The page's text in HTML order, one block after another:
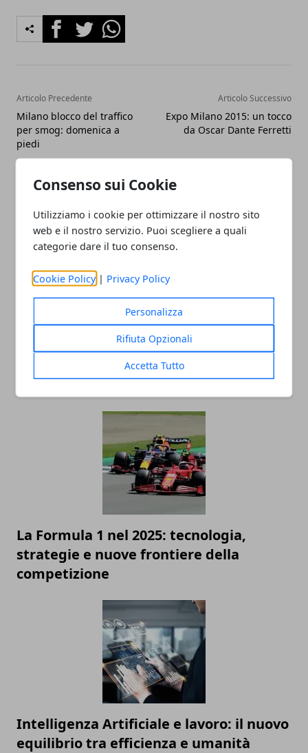
Consenso sui Cookie
Utilizziamo i cookie per ottimizzare il nostro sito
web e il nostro servizio. Puoi scegliere a quali
categorie dare il tuo consenso.
Cookie Policy | Privacy Policy
Personalizza
Rifiuta Opzionali
Accetta Tutto
FacebookTwitterWhatsapp
Articolo Precedente
Milano blocco del traffico
per smog: domenica a
piedi
Articolo Successivo
Expo Milano 2015: un tocco
da Oscar Dante Ferretti
Redazione
ARTICOLI CORRELATI
La Formula 1 nel 2025: tecnologia,
strategie e nuove frontiere della
competizione
Intelligenza Artificiale e lavoro: il nuovo
equilibrio tra efficienza e umanità